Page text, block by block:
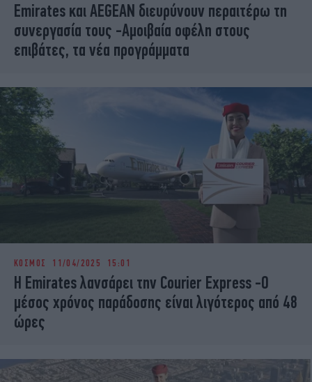
Emirates και AEGEAN διευρύνουν περαιτέρω τη
συνεργασία τους -Aμοιβαία οφέλη στους
επιβάτες, τα νέα προγράμματα
ΚΟΣΜΟΣ 11/04/2025 15:01
Η Emirates λανσάρει την Courier Express -Ο
μέσος χρόνος παράδοσης είναι λιγότερος από 48
ώρες